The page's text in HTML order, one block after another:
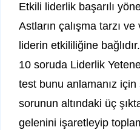
Etkili liderlik başarılı
Astların çalışma tarzı
liderin etkililiğine
10 soruda Liderlik
test bunu anlamanız için
sorunun altındaki üç
gelenini işaretleyip